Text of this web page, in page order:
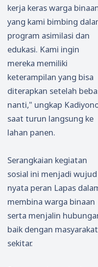
kerja keras warga
yang kami bimbing
program asimilasi dan
edukasi. Kami ingin
mereka memiliki
keterampilan yang bisa
diterapkan setelah
nanti," ungkap
saat turun langsung ke
lahan panen.
Serangkaian kegiatan
sosial ini menjadi wujud
nyata peran Lapas
membina warga binaan
serta menjalin
baik dengan masyarakat
sekitar.